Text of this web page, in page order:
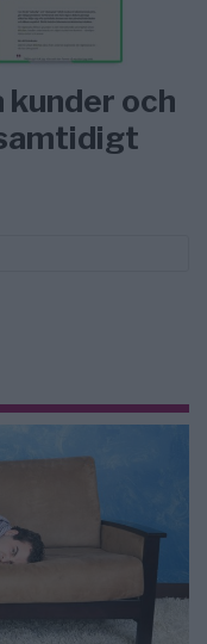
kunder och